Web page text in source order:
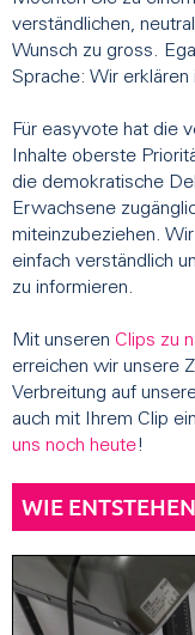
verständlichen,
Wunsch zu gross.
Sprache: Wir
Für easyvote hat die
Inhalte oberste
die demokratische
Erwachsene
miteinzubeziehen.
einfach verständlich
zu informieren.
Mit unseren Clips zu
erreichen wir unsere
Verbreitung auf
auch mit Ihrem Clip
uns noch heute!
WIE